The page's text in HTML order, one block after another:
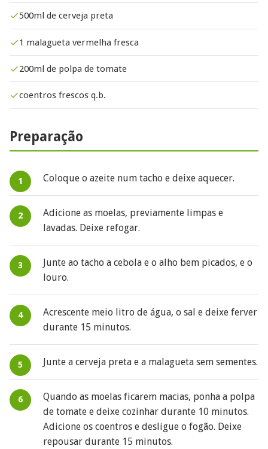
500ml de cerveja preta
1 malagueta vermelha fresca
200ml de polpa de tomate
coentros frescos q.b.
Preparação
Coloque o azeite num tacho e deixe aquecer.
Adicione as moelas, previamente limpas e
lavadas. Deixe refogar.
Junte ao tacho a cebola e o alho bem picados, e o
louro.
Acrescente meio litro de água, o sal e deixe ferver
durante 15 minutos.
Junte a cerveja preta e a malagueta sem sementes.
Quando as moelas ficarem macias, ponha a polpa
de tomate e deixe cozinhar durante 10 minutos.
Adicione os coentros e desligue o fogão. Deixe
repousar durante 15 minutos.